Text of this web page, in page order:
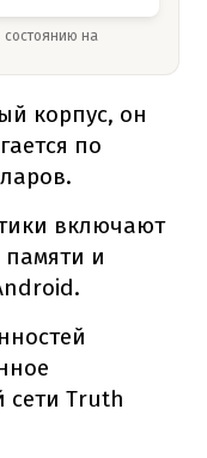
состоянию на
корпус, он
по
включают
памяти и
сети Truth